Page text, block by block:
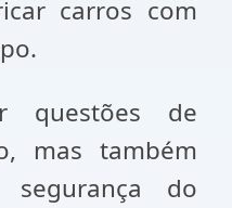
carros com
questões de
mas também
do